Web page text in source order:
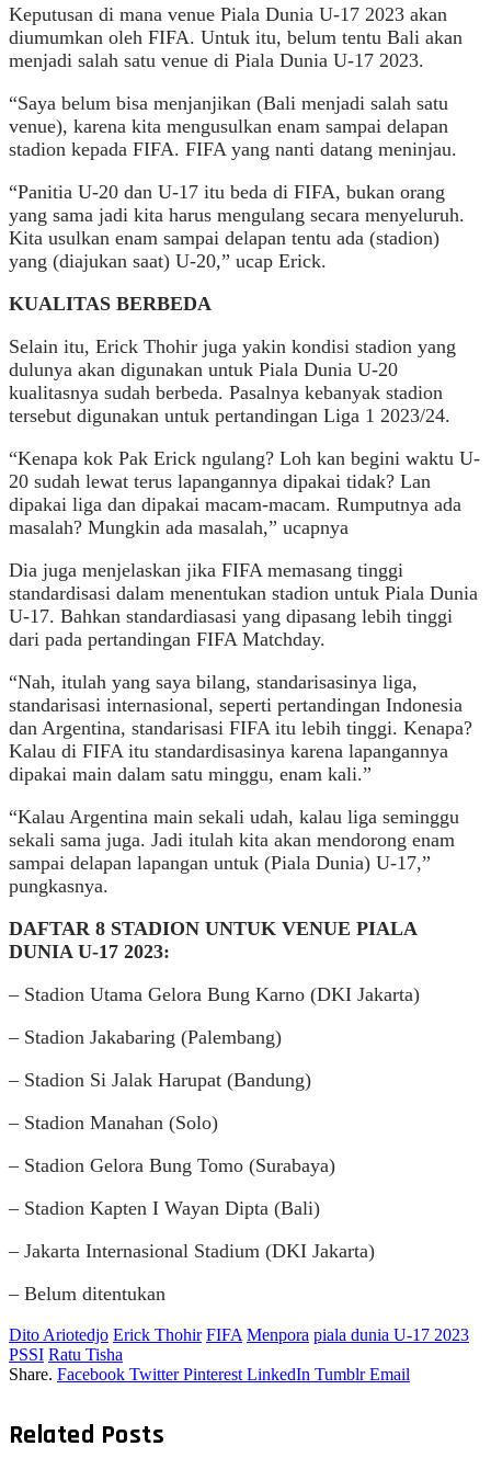
Keputusan di mana venue Piala Dunia U-17 2023 akan
diumumkan oleh FIFA. Untuk itu, belum tentu Bali akan
menjadi salah satu venue di Piala Dunia U-17 2023.
“Saya belum bisa menjanjikan (Bali menjadi salah satu
venue), karena kita mengusulkan enam sampai delapan
stadion kepada FIFA. FIFA yang nanti datang meninjau.
“Panitia U-20 dan U-17 itu beda di FIFA, bukan orang
yang sama jadi kita harus mengulang secara menyeluruh.
Kita usulkan enam sampai delapan tentu ada (stadion)
yang (diajukan saat) U-20,” ucap Erick.
KUALITAS BERBEDA
Selain itu, Erick Thohir juga yakin kondisi stadion yang
dulunya akan digunakan untuk Piala Dunia U-20
kualitasnya sudah berbeda. Pasalnya kebanyak stadion
tersebut digunakan untuk pertandingan Liga 1 2023/24.
“Kenapa kok Pak Erick ngulang? Loh kan begini waktu U-
20 sudah lewat terus lapangannya dipakai tidak? Lan
dipakai liga dan dipakai macam-macam. Rumputnya ada
masalah? Mungkin ada masalah,” ucapnya
Dia juga menjelaskan jika FIFA memasang tinggi
standardisasi dalam menentukan stadion untuk Piala Dunia
U-17. Bahkan standardiasasi yang dipasang lebih tinggi
dari pada pertandingan FIFA Matchday.
“Nah, itulah yang saya bilang, standarisasinya liga,
standarisasi internasional, seperti pertandingan Indonesia
dan Argentina, standarisasi FIFA itu lebih tinggi. Kenapa?
Kalau di FIFA itu standardisasinya karena lapangannya
dipakai main dalam satu minggu, enam kali.”
“Kalau Argentina main sekali udah, kalau liga seminggu
sekali sama juga. Jadi itulah kita akan mendorong enam
sampai delapan lapangan untuk (Piala Dunia) U-17,”
pungkasnya.
DAFTAR 8 STADION UNTUK VENUE PIALA
DUNIA U-17 2023:
– Stadion Utama Gelora Bung Karno (DKI Jakarta)
– Stadion Jakabaring (Palembang)
– Stadion Si Jalak Harupat (Bandung)
– Stadion Manahan (Solo)
– Stadion Gelora Bung Tomo (Surabaya)
– Stadion Kapten I Wayan Dipta (Bali)
– Jakarta Internasional Stadium (DKI Jakarta)
– Belum ditentukan
Dito Ariotedjo Erick Thohir FIFA Menpora piala dunia U-17 2023
PSSI Ratu Tisha
Share. Facebook Twitter Pinterest LinkedIn Tumblr Email
Related Posts